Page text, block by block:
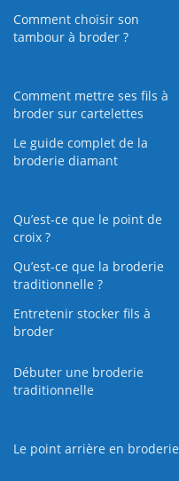
Comment choisir son
tambour à broder ?
Comment mettre ses fils à
broder sur cartelettes
Le guide complet de la
broderie diamant
Qu’est-ce que le point de
croix ?
Qu’est-ce que la broderie
traditionnelle ?
Entretenir stocker fils à
broder
Débuter une broderie
traditionnelle
Le point arrière en broderie